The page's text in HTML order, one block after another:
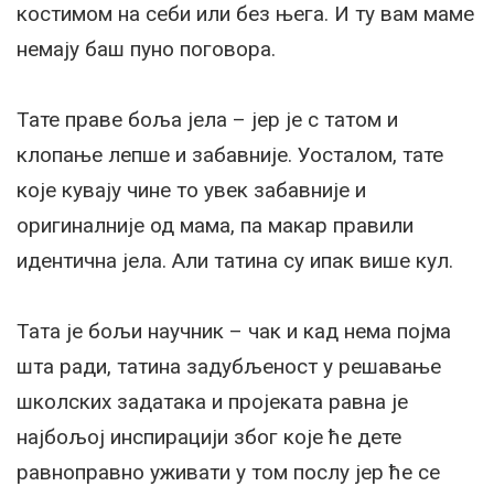
костимом на себи или без њега. И ту вам маме
немају баш пуно поговора.
Тате праве боља јела – јер је с татом и
клопање лепше и забавније. Уосталом, тате
које кувају чине то увек забавније и
оригиналније од мама, па макар правили
идентична јела. Али татина су ипак више кул.
Тата је бољи научник – чак и кад нема појма
шта ради, татина задубљеност у решавање
школских задатака и пројеката равна је
најбољој инспирацији због које ће дете
равноправно уживати у том послу јер ће се